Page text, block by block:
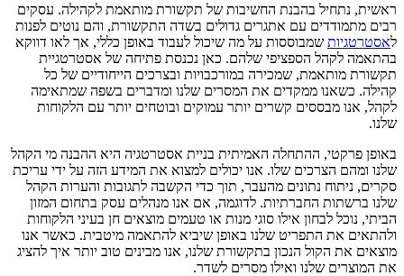
ראשית, נתחיל בהבנת החשיבות של תקשורת מותאמת לקהילה. עסקים
רבים מתמודדים עם אתגרים גדולים בשדה התקשורת, והם נוטים לפנות
לאסטרטגיות שמבוססות על מה שיכול לעבוד באופן כללי, אך לאו דווקא
בהתאמה לקהל הספציפי שלהם. כאן נכנסת פתיחה של אסטרטגיית
תקשורת מותאמת, שמכירה במורכבויות ובצרכים הייחודיים של כל
קהילה. כשאנו ממקדים את המסרים שלנו ומדברים בשפה שמתאימה
לקהל, אנו מבססים קשרים יותר עמוקים ובוטחים יותר עם הלקוחות
שלנו.
באופן פרקטי, ההתחלה האמיתית בניית אסטרטגיה היא ההבנה מי הקהל
שלנו ומהם הצרכים שלו. אנו יכולים למצוא את המידע הזה על ידי עריכת
סקרים, ניתוח נתונים מהעבר, תוך כדי הקשבה לתגובות והערות הקהל
שלנו ברשתות החברתיות. לדוגמה, אם אנו מנהלים עסק בתחום המזון
הביתי, נוכל לבחון אילו סוגי מנות או טעמים מוצאים חן בעיני הלקוחות
ולהתאים את התפריט שלנו באופן שיביא להתאמה מיטבית. כאשר אנו
מוצאים את הקול הנכון בתקשורת שלנו, אנו מבינים טוב יותר איך להציג
את המוצרים שלנו ואילו מסרים לשדר.